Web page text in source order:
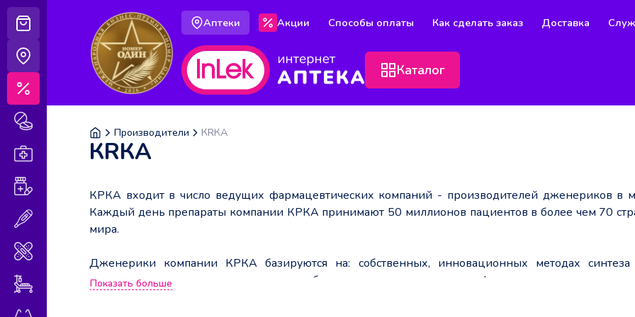
Медицинская техника
Уход за больными
Аптеки Акции Способы оплаты Как сделать заказ Доставка
Каталог
Производители КRКА
КRКА
КРКА входит в число ведущих фармацевтических компаний - производителей дженериков в
Каждый день препараты компании КРКА принимают 50 миллионов пациентов в более чем 70
мира.
Дженерики компании КРКА базируются на: собственных, инновационных методах
изолирования активного вещества собственных, инновационных фармацевтических
Показать больше